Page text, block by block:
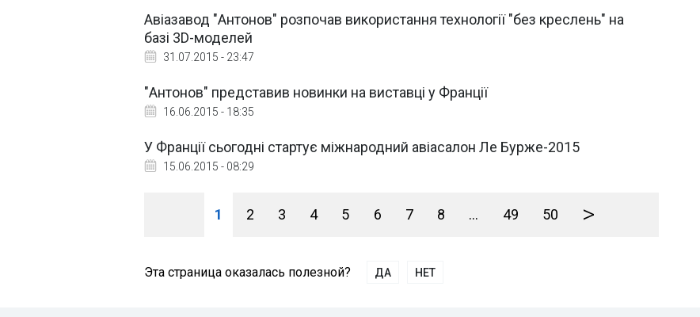
Авіазавод "Антонов" розпочав використання технології "без креслень" на
базі 3D-моделей
31.07.2015 - 23:47
"Антонов" представив новинки на виставці у Франції
16.06.2015 - 18:35
У Франції сьогодні стартує міжнародний авіасалон Ле Бурже-2015
15.06.2015 - 08:29
1 2 3 4 5 6 7 8 ... 49 50 >
Эта страница оказалась полезной? ДА НЕТ